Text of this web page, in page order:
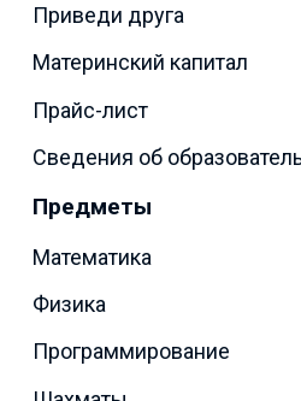
Приведи друга
Материнский капитал
Прайс-лист
Сведения об
Предметы
Математика
Физика
Программирование